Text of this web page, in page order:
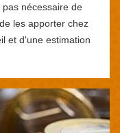
nécessaire de
les apporter chez
et d'une estimation